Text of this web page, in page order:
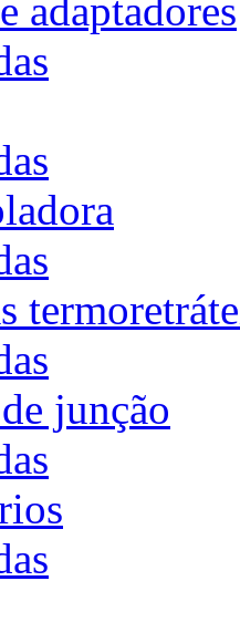
adaptadores
junção